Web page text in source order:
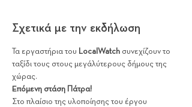
Σχετικά με την εκδήλωση
Τα εργαστήρια του LocalWatch συνεχίζουν το
ταξίδι τους στους μεγάλύτερους δήμους της
χώρας.
Επόμενη στάση Πάτρα!
Στο πλαίσιο της υλοποίησης του έργου